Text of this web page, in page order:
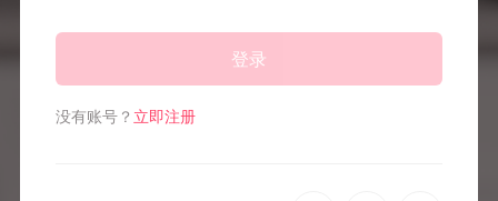
登录
没有账号？ 立即注册